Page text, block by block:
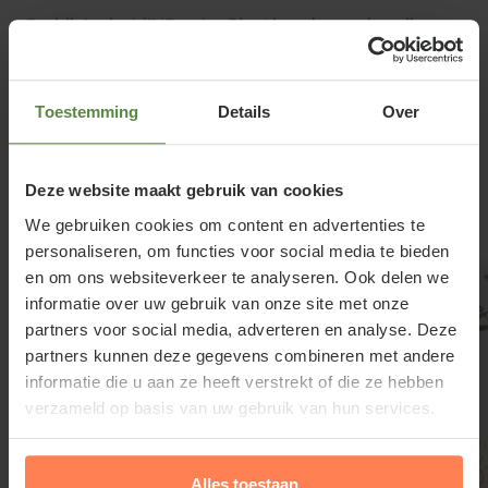
Toestemming Details Over
Deze website maakt gebruik van cookies
We gebruiken cookies om content en advertenties te
personaliseren, om functies voor social media te bieden
en om ons websiteverkeer te analyseren. Ook delen we
informatie over uw gebruik van onze site met onze
partners voor social media, adverteren en analyse. Deze
partners kunnen deze gegevens combineren met andere
informatie die u aan ze heeft verstrekt of die ze hebben
verzameld op basis van uw gebruik van hun services.
Buddleja davidii 'Empire Blue' houdt van de volle zon
en een wat drogere grond. De tuinplant wordt vaak
toegepast als accentplant in grotere tuinen en
plantsoenen.
Buddleja davidii 'Empire Blue'
snoeien en onderhouden
Uitgebloeide pluimen wegknippen bevordert de
groei van de laatst bloeiende pluimen. De struik
terugsnoeien moet pas na de winter in het volgende
30 à 50 cm boven de grond. Vlinderstruiken bloeien
Gerelateerde producten